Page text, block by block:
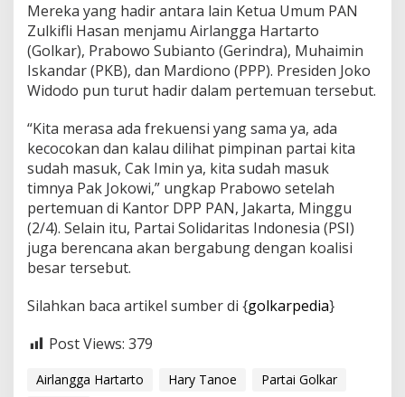
Mereka yang hadir antara lain Ketua Umum PAN
Zulkifli Hasan menjamu Airlangga Hartarto
(Golkar), Prabowo Subianto (Gerindra), Muhaimin
Iskandar (PKB), dan Mardiono (PPP). Presiden Joko
Widodo pun turut hadir dalam pertemuan tersebut.
“Kita merasa ada frekuensi yang sama ya, ada
kecocokan dan kalau dilihat pimpinan partai kita
sudah masuk, Cak Imin ya, kita sudah masuk
timnya Pak Jokowi,” ungkap Prabowo setelah
pertemuan di Kantor DPP PAN, Jakarta, Minggu
(2/4). Selain itu, Partai Solidaritas Indonesia (PSI)
juga berencana akan bergabung dengan koalisi
besar tersebut.
Silahkan baca artikel sumber di {golkarpedia}
Post Views: 379
Airlangga Hartarto Hary Tanoe
Partai Golkar